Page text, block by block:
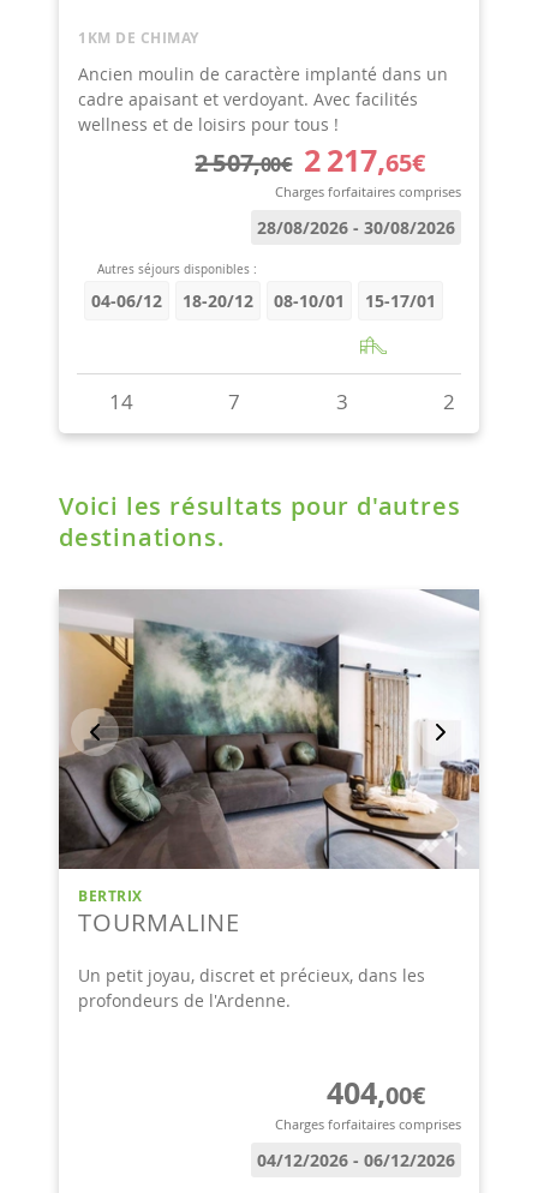
Voici les résultats pour d'autres
destinations.